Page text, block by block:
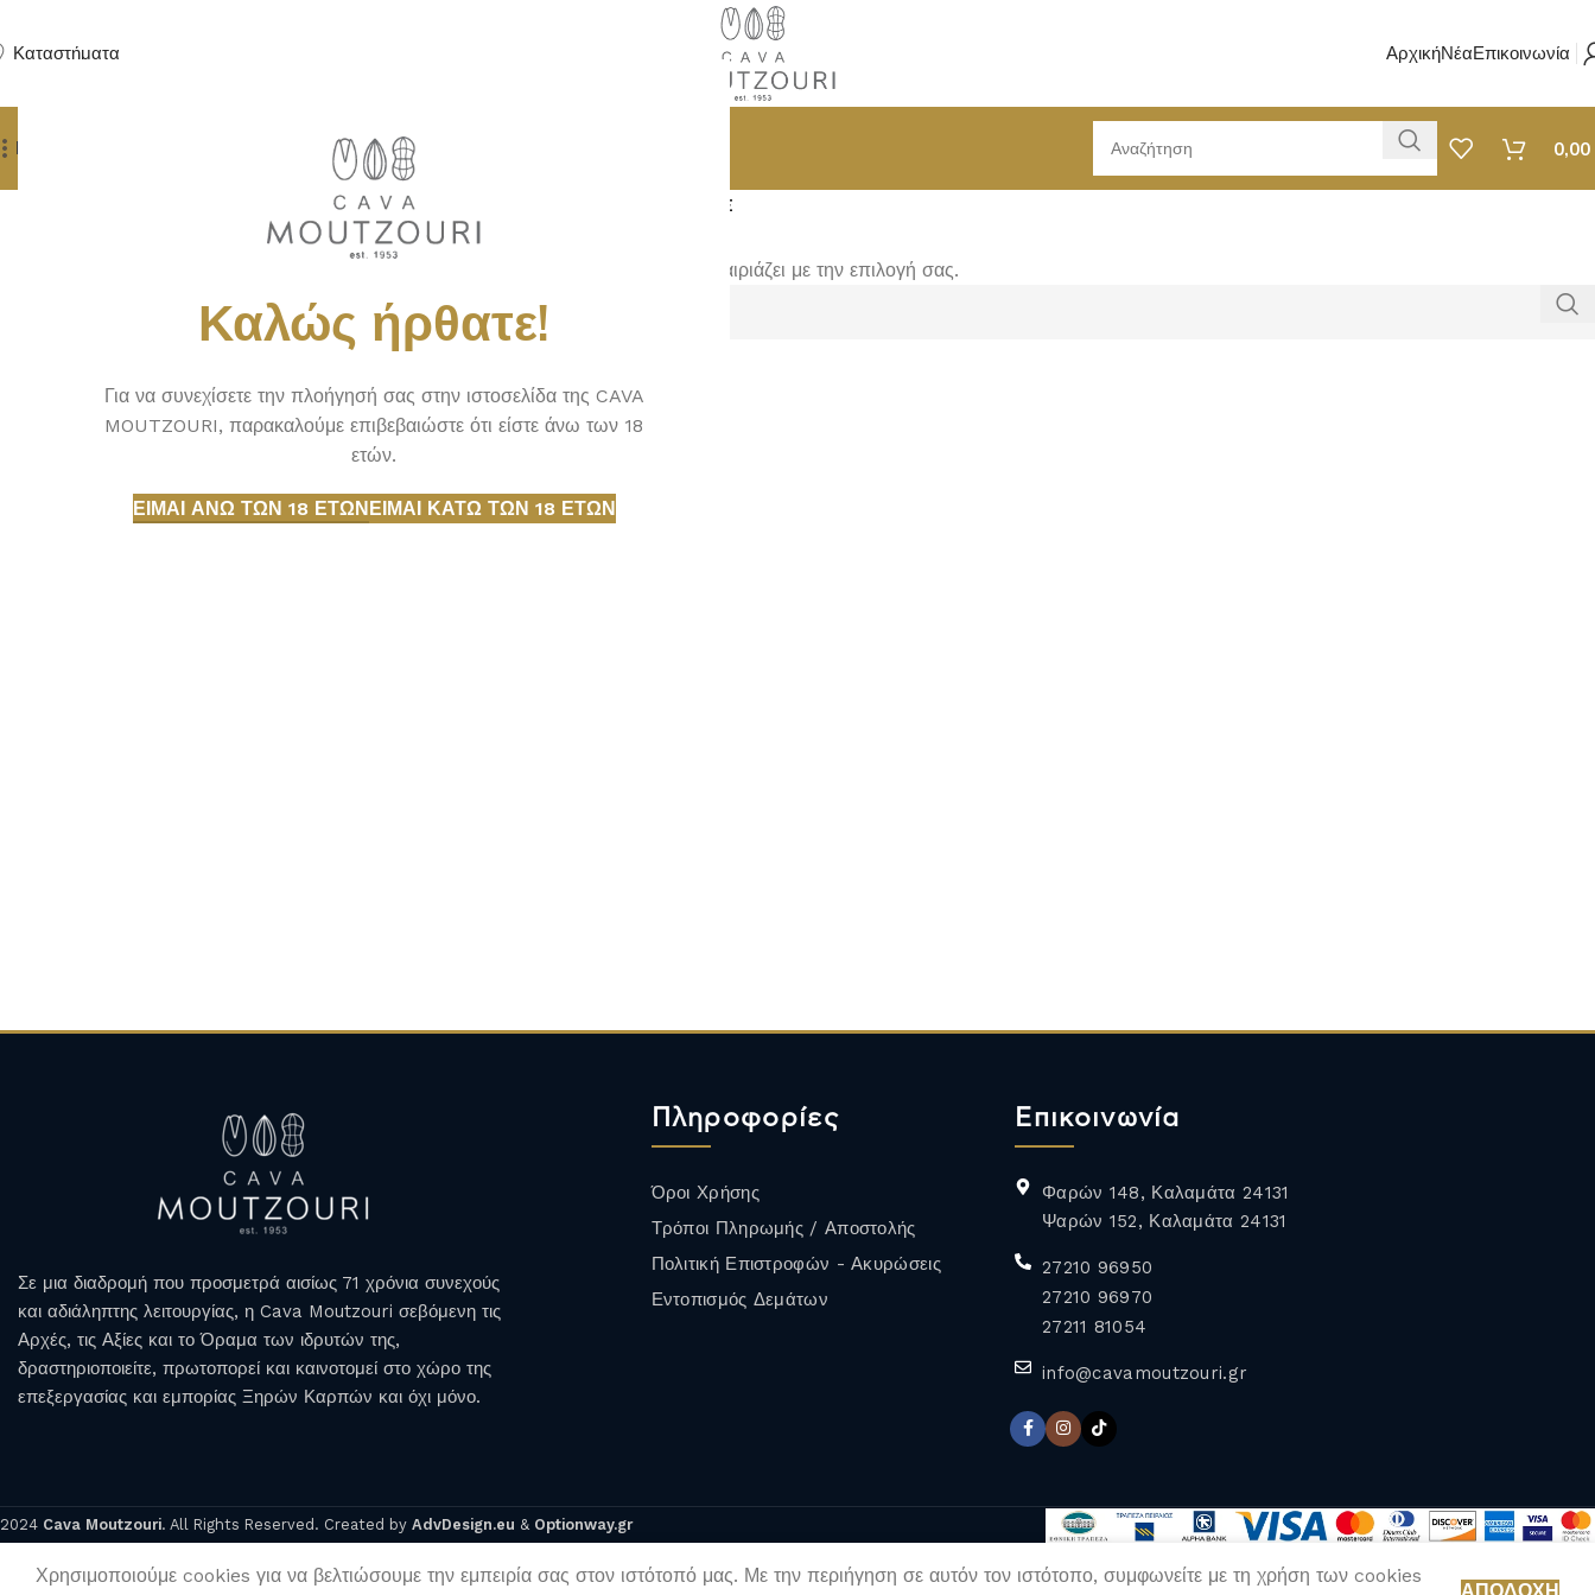
Καλώς ήρθατε!
Για να συνεχίσετε την πλοήγησή σας στην ιστοσελίδα της CAVA
MOUTZOURI, παρακαλούμε επιβεβαιώστε ότι είστε άνω των 18
ετών.
ΕΊΜΑΙ ΆΝΩ ΤΩΝ 18 ΕΤΏΝ ΕΊΜΑΙ ΚΆΤΩ ΤΩΝ 18 ΕΤΏΝ
Καταστήματα ΑρχικήΝέαΕπικοινωνία
Προϊόντα
ΛΕΥΚΟΣ
Yachting Services 0,00
Αρχική σελίδα SAKE
Δεν βρέθηκε κανένα προϊόν που να ταιριάζει με την επιλογή σας.
Σε μια διαδρομή που προσμετρά αισίως 71 χρόνια συνεχούς
και αδιάληπτης λειτουργίας, η Cava Moutzouri σεβόμενη τις
Αρχές, τις Αξίες και το Όραμα των ιδρυτών της,
δραστηριοποιείτε, πρωτοπορεί και καινοτομεί στο χώρο της
επεξεργασίας και εμπορίας Ξηρών Καρπών και όχι μόνο.
Πληροφορίες
Όροι Χρήσης
Τρόποι Πληρωμής / Αποστολής
Πολιτική Επιστροφών - Ακυρώσεις
Εντοπισμός Δεμάτων
Επικοινωνία
Φαρών 148, Καλαμάτα 24131
Ψαρών 152, Καλαμάτα 24131
27210 96950
27210 96970
27211 81054
info@cavamoutzouri.gr
2024 Cava Moutzouri. All Rights Reserved. Created by AdvDesign.eu & Optionway.gr
Χρησιμοποιούμε cookies για να βελτιώσουμε την εμπειρία σας στον ιστότοπό μας. Με την περιήγηση σε αυτόν τον ιστότοπο, συμφωνείτε με τη χρήση των cookies
ΑΠΟΔΟΧΉ